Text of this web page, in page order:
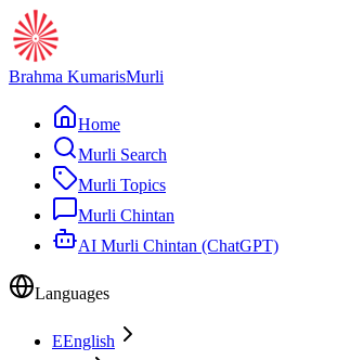
Brahma KumarisMurli
Home
Murli Search
Murli Topics
Murli Chintan
AI Murli Chintan (ChatGPT)
Languages
EEnglish